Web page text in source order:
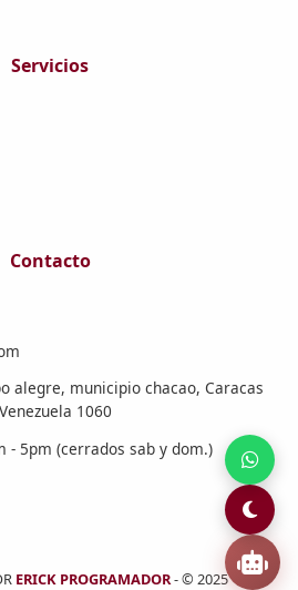
Servicios
Contacto
alegre, municipio chacao, Caracas
Venezuela 1060
- 5pm (cerrados sab y dom.)
ERICK PROGRAMADOR- © 2025